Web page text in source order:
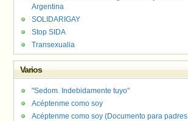
Argentina
SOLIDARIGAY
Stop SIDA
Transexualia
Varios
"Sedom. Indebidamente tuyo"
Acéptenme como soy
Acéptenme como soy (Documento para padres